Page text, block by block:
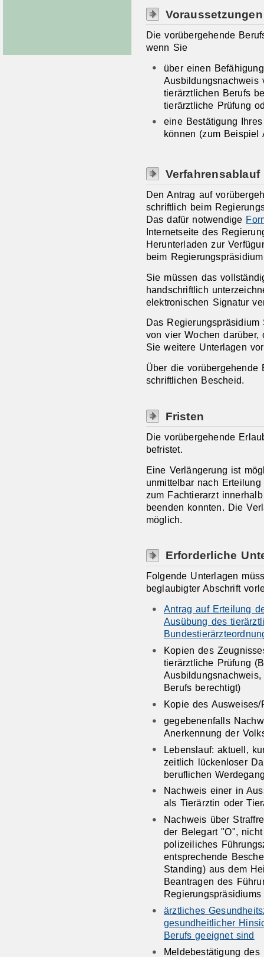
Voraussetzungen
Die vorübergehende
wenn Sie
über einen
Ausbildungsnachweis
tierärztlichen Berufs
tierärztliche Prüfung
eine Bestätigung
können (zum Beispiel
Verfahrensablauf
Den Antrag auf
schriftlich beim
Das dafür notwendige
Internetseite des
Herunterladen zur
beim
Sie müssen das
handschriftlich
elektronischen Signatur
Das
von vier Wochen
Sie weitere Unterlagen
Über die vorübergehende
schriftlichen Bescheid.
Fristen
Die vorübergehende
befristet.
Eine Verlängerung ist
unmittelbar nach
zum Fachtierarzt
beenden konnten. Die
möglich.
Erforderliche
Folgende Unterlagen
beglaubigter Abschrift
Antrag auf Erteilung
Ausübung des
Kopien des
tierärztliche Prüfung
Berufs berechtigt)
Kopie des Ausweises/
gegebenenfalls
Anerkennung der
Lebenslauf: aktuell,
zeitlich lückenloser
beruflichen
Nachweis einer in
als Tierärztin oder
Nachweis über
der Belegart "O",
polizeiliches
entsprechende
Standing) aus dem
Beantragen des
ärztliches
gesundheitlicher
Berufs geeignet sind
Meldebestätigung